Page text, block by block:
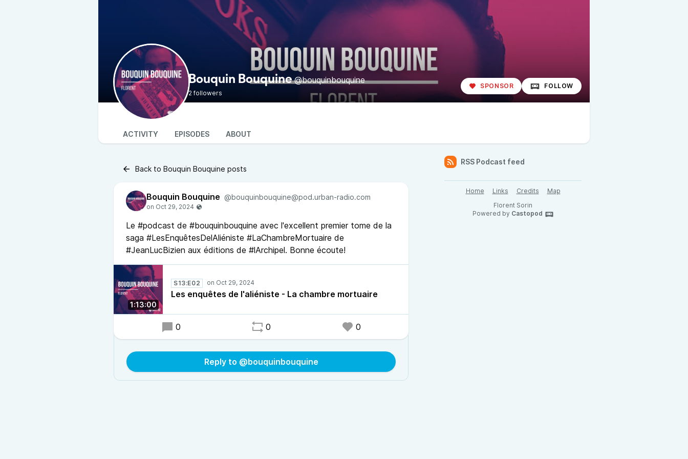
Bouquin Bouquine @bouquinbouquine
2 followers
SPONSOR FOLLOW
ACTIVITY EPISODES ABOUT
Back to Bouquin Bouquine posts
Bouquin Bouquine @bouquinbouquine@pod.urban-radio.com
Le #podcast de #bouquinbouquine avec l'excellent premier tome de la
saga #LesEnquêtesDelAliéniste #LaChambreMortuaire de
#JeanLucBizien aux éditions de #lArchipel. Bonne écoute!
1:13:00
S13:E02
Les enquêtes de l'aliéniste - La chambre mortuaire
0 0 0
Reply to @bouquinbouquine
RSS Podcast feed
Home Links Credits
Map
Florent Sorin
Powered by Castopod